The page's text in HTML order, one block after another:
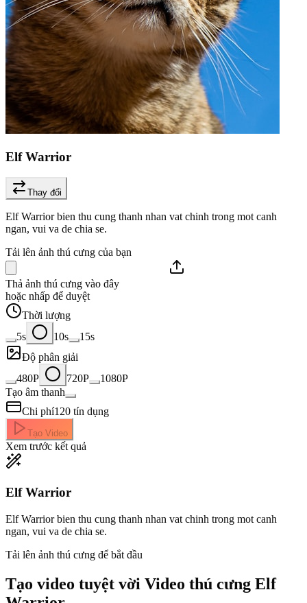
Elf Warrior
Thay đổi
Elf Warrior bien thu cung thanh nhan vat chinh trong mot canh
ngan, vui va de chia se.
Tải lên ảnh thú cưng của bạn
Thả ảnh thú cưng vào đây
hoặc nhấp để duyệt
Thời lượng
5s
10s
15s
Độ phân giải
480P
720P
1080P
Tạo âm thanh
Chi phí120 tín dụng
Tạo Video
Xem trước kết quả
Elf Warrior
Elf Warrior bien thu cung thanh nhan vat chinh trong mot canh
ngan, vui va de chia se.
Tải lên ảnh thú cưng để bắt đầu
Tạo video tuyệt vời Video thú cưng Elf